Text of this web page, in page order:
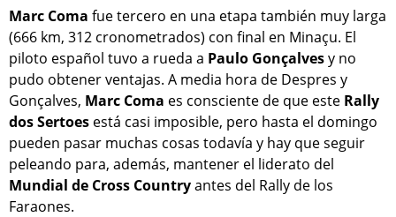
Marc Coma fue tercero en una etapa también muy larga
(666 km, 312 cronometrados) con final en Minaçu. El
piloto español tuvo a rueda a Paulo Gonçalvesy no
pudo obtener ventajas. A media hora de Despres y
Gonçalves, Marc Coma es consciente de que este Rally
dos Sertoes está casi imposible, pero hasta el domingo
pueden pasar muchas cosas todavía y hay que seguir
peleando para, además, mantener el liderato del
Mundial de Cross Countryantes del Rally de los
Faraones.